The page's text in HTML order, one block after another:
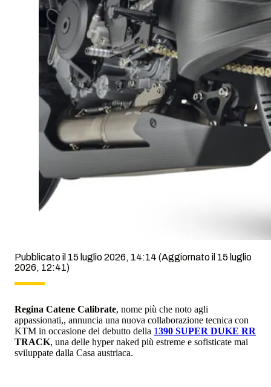
Pubblicato il 15 luglio 2026, 14:14 (Aggiornato il 15 luglio
2026, 12:41)
Regina Catene Calibrate, nome più che noto agli
appassionati,, annuncia una nuova collaborazione tecnica con
KTM in occasione del debutto della 1390 SUPER DUKE RR
TRACK, una delle hyper naked più estreme e sofisticate mai
sviluppate dalla Casa austriaca.